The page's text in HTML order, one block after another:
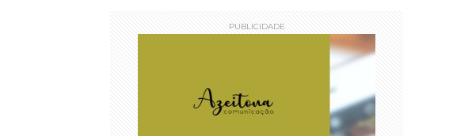
PUBLICIDADE